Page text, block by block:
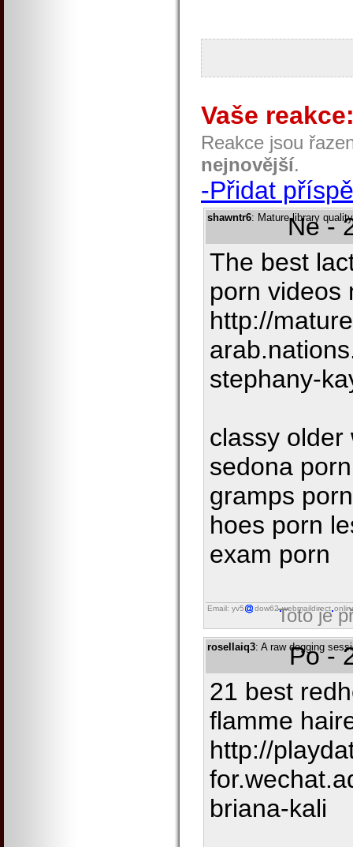
Vaše
Reakce jsou
nejnovější.
-Přidat
shawntr6: Mature library
Ne -
The best
porn videos
http://
stephany-
classy older
sedona
gramps
hoes porn
exam porn
Email: yv5 dow62 webmaildirect
Toto je
rosellaiq3: A raw dogging
Po -
21 best
flamme
http://
briana-kali